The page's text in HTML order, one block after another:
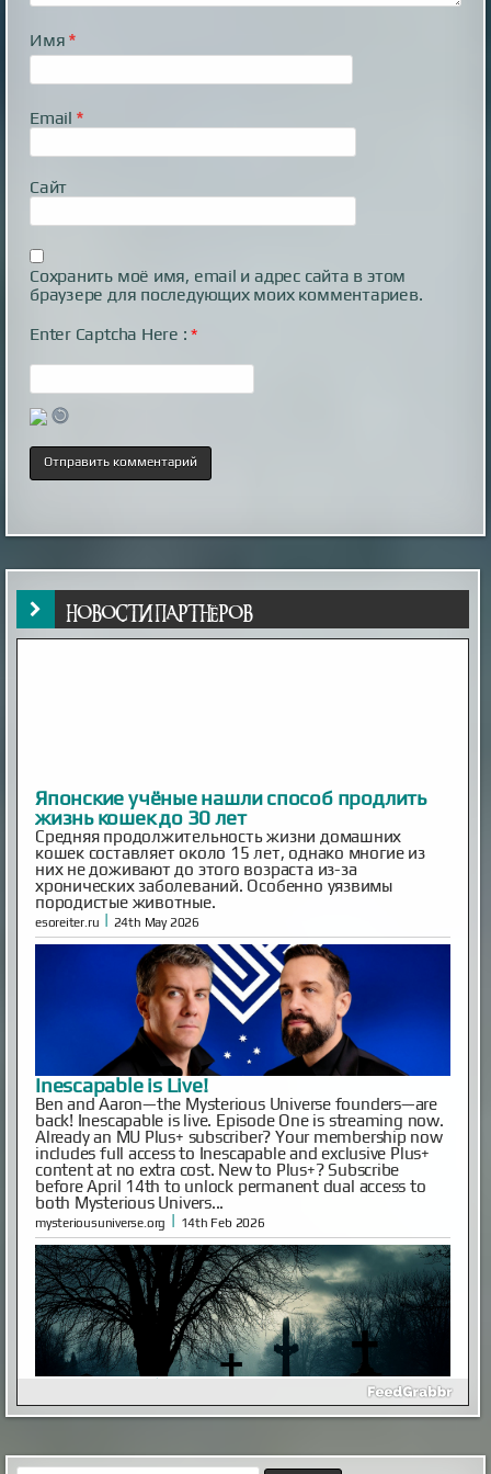
Имя*
Email *
Сайт
Сохранить моё имя, email и адрес сайта в этом
браузере для последующих моих комментариев.
Enter Captcha Here :*
НОВОСТИ ПАРТНЁРОВ
Inescapable is Live!
Ben and Aaron—the Mysterious Universe founders—are
back! Inescapable is live. Episode One is streaming now.
Already an MU Plus+ subscriber? Your membership now
includes full access to Inescapable and exclusive Plus+
content at no extra cost. New to Plus+? Subscribe
before April 14th to unlock permanent dual access to
both Mysterious Univers...
mysteriousuniverse.org | 14th Feb 2026
Гость с кладбища
Этот случай произошел в ночь на 2 января 2010
года. Мы, будучи студентами, большой толпой
отмечали Новый год на даче одногруппника в
дальнем Подмосковье. Отмечали весело и громко,
так как зимой на дачи никто не ездил, и в поселке
мы были одни. Вдоволь натанцевавшись и
напускавшись салютов накануне, 1 января мы
вылезли из дома только к веч...
screepdveri.ru | 20th Aug 2025
Как выглядел мужчина, живший в
Так называемый «иерихонский череп» был найден
британским археологом Кэтлин Кэньон в 1953 году